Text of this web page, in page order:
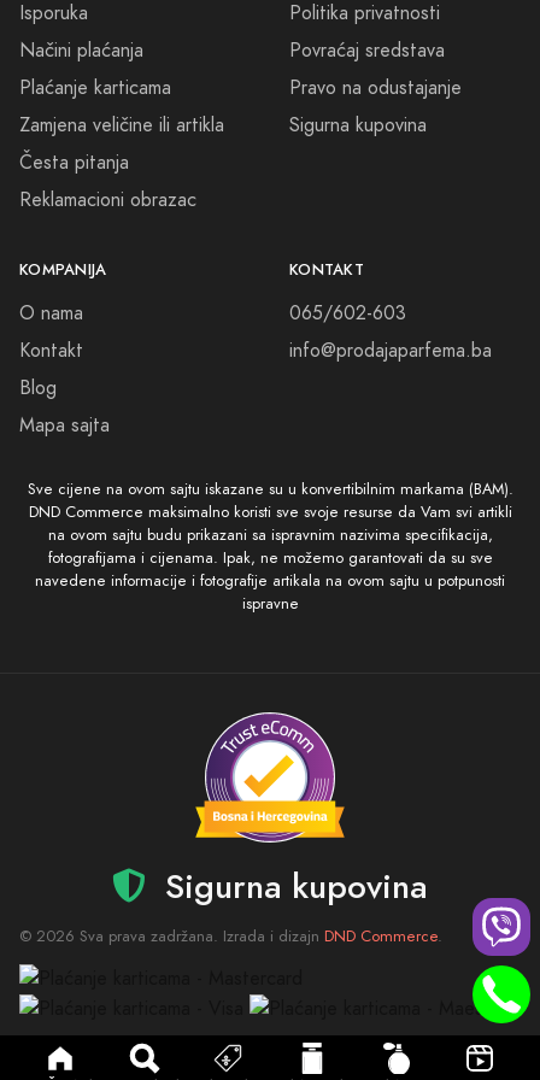
svaka priča zavređuje da bude ispričana.
Isporuka
Načini plaćanja
Plaćanje karticama
Zamjena veličine ili artikla
Česta pitanja
Reklamacioni obrazac
Politika privatnosti
Povraćaj sredstava
Pravo na odustajanje
Sigurna kupovina
KOMPANIJA
O nama
Kontakt
Blog
Mapa sajta
KONTAKT
065/602-603
info@prodajaparfema.ba
Sve cijene na ovom sajtu iskazane su u konvertibilnim markama (BAM).
DND Commerce maksimalno koristi sve svoje resurse da Vam svi artikli
na ovom sajtu budu prikazani sa ispravnim nazivima specifikacija,
fotografijama i cijenama. Ipak, ne možemo garantovati da su sve
navedene informacije i fotografije artikala na ovom sajtu u potpunosti
ispravne
Sigurna kupovina
© 2026 Sva prava zadržana. Izrada i dizajn DND Commerce.